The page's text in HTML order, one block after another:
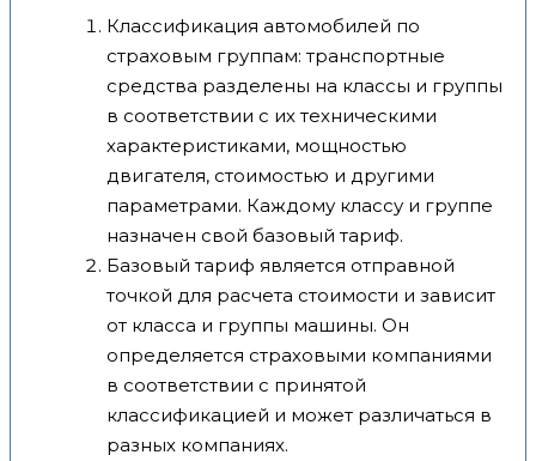
Классификация автомобилей по
страховым группам: транспортные
средства разделены на классы и группы
в соответствии с их техническими
характеристиками, мощностью
двигателя, стоимостью и другими
параметрами. Каждому классу и группе
назначен свой базовый тариф.
Базовый тариф является отправной
точкой для расчета стоимости и зависит
от класса и группы машины. Он
определяется страховыми компаниями
в соответствии с принятой
классификацией и может различаться в
разных компаниях.